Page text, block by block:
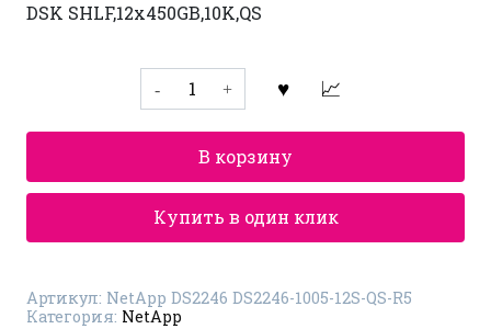
DSK SHLF,12x450GB,10K,QS
Количество
товара
Дисковая
полка
NetApp
DS2246
DS2246-
1005-
12S-
В корзину
Купить в один клик
Артикул: NetApp DS2246 DS2246-1005-12S-QS-R5
Категория: NetApp